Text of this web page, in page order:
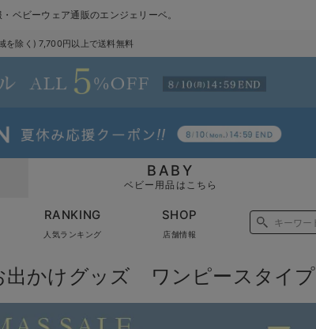
ベビーウェア通販のエンジェリーベ。
を除く) 7,700円以上で送料無料
BABY
ベビー用品はこちら
RANKING
人気ランキング
SHOP
店舗情報
出かけグッズ ワンピースタイプ